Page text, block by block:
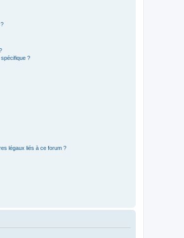
?
légaux liés à ce forum ?